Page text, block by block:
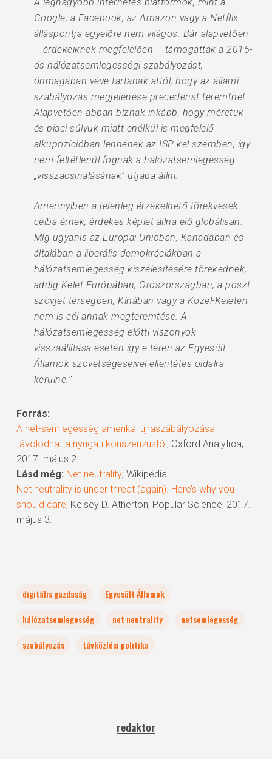
Google, a Facebook, az Amazon vagy a Netflix
álláspontja egyelőre nem világos. Bár alapvetően
– érdekeiknek megfelelően – támogatták a 2015-
ös hálózatsemlegességi szabályozást,
önmagában véve tartanak attól, hogy az állami
szabályozás megjelenése precedenst teremthet.
Alapvetően abban bíznak inkább, hogy méretük
és piaci súlyuk miatt enélkül is megfelelő
alkupozícióban lennének az ISP-kel szemben, így
nem feltétlenül fognak a hálózatsemlegesség
„visszacsinálásának” útjába állni.
Amennyiben a jelenleg érzékelhető törekvések
célba érnek, érdekes képlet állna elő globálisan.
Míg ugyanis az Európai Unióban, Kanadában és
általában a liberális demokráciákban a
hálózatsemlegesség kiszélesítésére törekednek,
addig Kelet-Európában, Oroszországban, a poszt-
szovjet térségben, Kínában vagy a Közel-Keleten
nem is cél annak megteremtése. A
hálózatsemlegesség előtti viszonyok
visszaállítása esetén így e téren az Egyesült
Államok szövetségeseivel ellentétes oldalra
kerülne.”
Forrás:
A net-semlegesség amerikai újraszabályozása
távolodhat a nyugati konszenzustól; Oxford Analytica;
2017. május 2.
Lásd még: Net neutrality; Wikipédia
Net neutrality is under threat (again). Here’s why you
should care; Kelsey D. Atherton; Popular Science; 2017.
május 3.
digitális gazdaság
Egyesült Államok
hálózatsemlegesség
net neutrality
netsemlegesség
szabályozás
távközlési politika
redaktor